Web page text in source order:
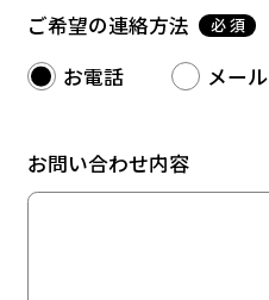
ご希望の連絡方法 必 須
お電話 メール
お問い合わせ内容